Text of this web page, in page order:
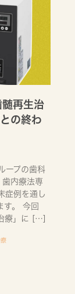
髄再生治
の終わ
ープの歯科
内療法専
症例を通し
す。 今回
療」に […]